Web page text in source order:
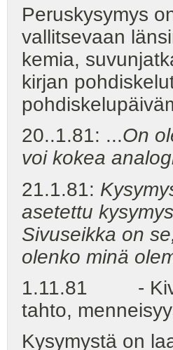
Peruskysymys
vallitsevaan
kemia,
kirjan
20..1.81: ...On
voi kokea
21.1.81:
asetettu
Sivuseikka on
olenko minä
1.11.81 - Kivi
tahto,
Kysymystä on